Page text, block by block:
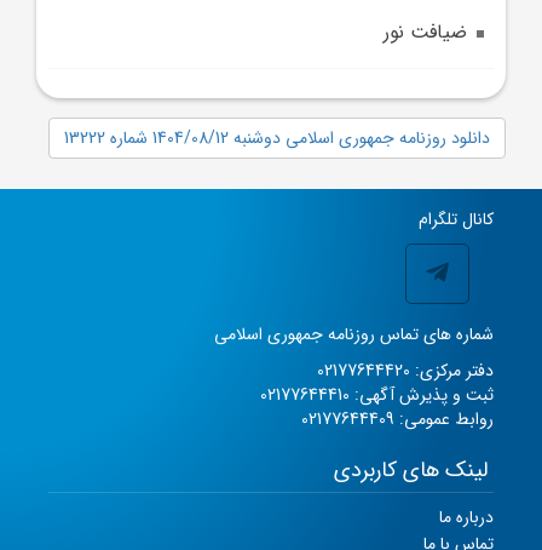
ضيافت نور
دانلود روزنامه جمهوری اسلامی دوشنبه 1404/08/12 شماره 13222
کانال تلگرام
شماره های تماس روزنامه جمهوری اسلامی
دفتر مرکزی: 02177644420
ثبت و پذیرش آگهی: 02177644410
روابط عمومی: 02177644409
لینک های کاربردی
درباره ما
تماس با ما